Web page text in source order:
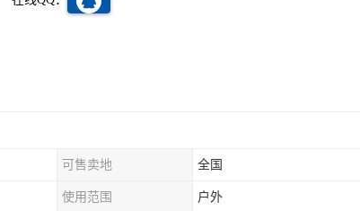
可售卖地 全国
使用范围 户外